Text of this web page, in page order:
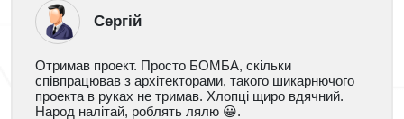
Сергій
Отримав проект. Просто БОМБА, скільки
співпрацював з архітекторами, такого шикарнючого
проекта в руках не тримав. Хлопці щиро вдячний.
Народ налітай, роблять лялю 😀.